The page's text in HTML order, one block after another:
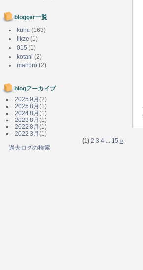
blogger一覧
kuha (163)
likze (1)
015 (1)
kotani (2)
mahoro (2)
blogアーカイブ
2025 9月 (2)
2025 8月 (1)
2024 8月 (1)
2023 8月 (1)
2022 8月 (1)
2022 3月 (1)
(1) 2 3 4... 15 »
過去ログの検索